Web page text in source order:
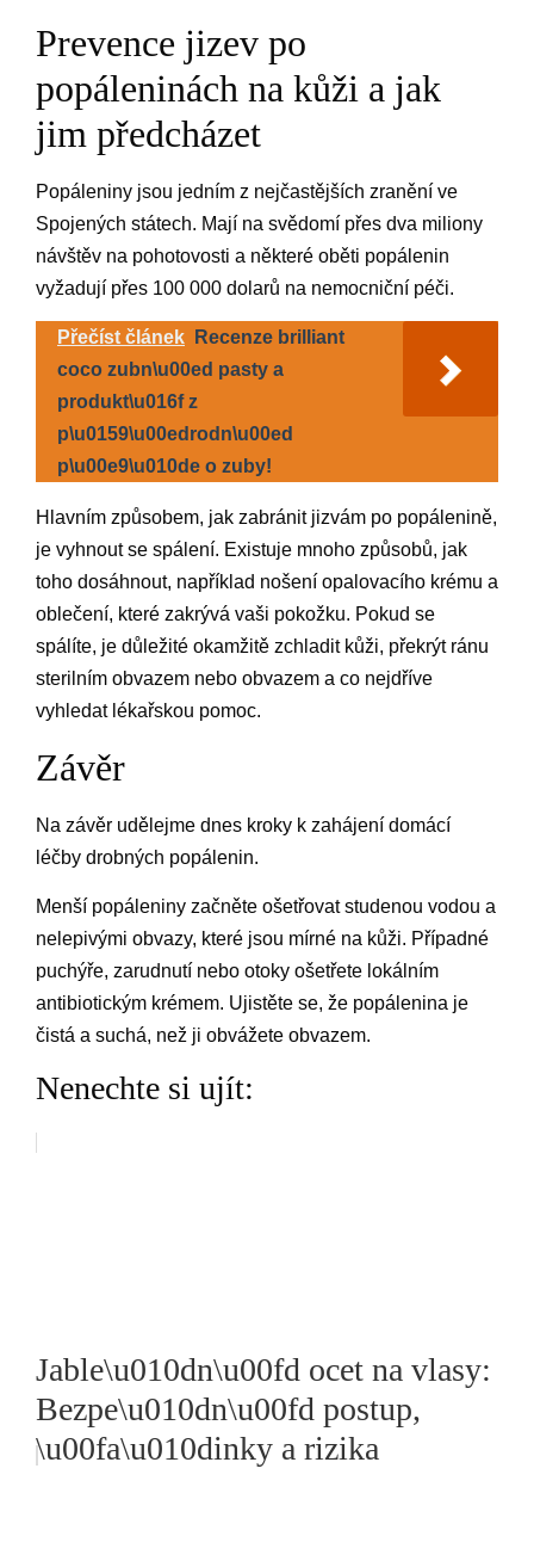
Prevence jizev po
popáleninách na kůži a jak
jim předcházet
Popáleniny jsou jedním z nejčastějších zranění ve
Spojených státech. Mají na svědomí přes dva miliony
návštěv na pohotovosti a některé oběti popálenin
vyžadují přes 100 000 dolarů na nemocniční péči.
Přečíst článek
Recenze brilliant
coco zubn\u00ed pasty a
produkt\u016f z
p\u0159\u00edrodn\u00ed
p\u00e9\u010de o zuby!
Hlavním způsobem, jak zabránit jizvám po popálenině,
je vyhnout se spálení. Existuje mnoho způsobů, jak
toho dosáhnout, například nošení opalovacího krému a
oblečení, které zakrývá vaši pokožku. Pokud se
spálíte, je důležité okamžitě zchladit kůži, překrýt ránu
sterilním obvazem nebo obvazem a co nejdříve
vyhledat lékařskou pomoc.
Závěr
Na závěr udělejme dnes kroky k zahájení domácí
léčby drobných popálenin.
Menší popáleniny začněte ošetřovat studenou vodou a
nelepivými obvazy, které jsou mírné na kůži. Případné
puchýře, zarudnutí nebo otoky ošetřete lokálním
antibiotickým krémem. Ujistěte se, že popálenina je
čistá a suchá, než ji obvážete obvazem.
Nenechte si ujít:
Jable\u010dn\u00fd ocet na vlasy:
Bezpe\u010dn\u00fd postup,
\u00fa\u010dinky a rizika